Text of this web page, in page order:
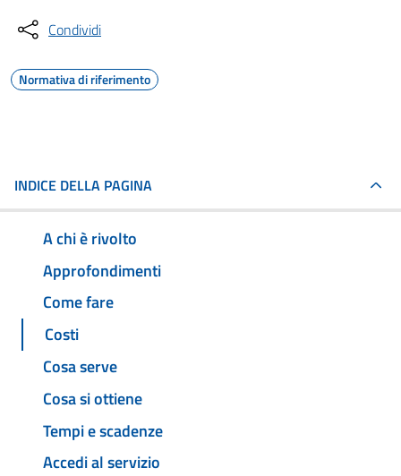
Condividi
Normativa di riferimento
INDICE DELLA PAGINA
A chi è rivolto
Approfondimenti
Come fare
Costi
Cosa serve
Cosa si ottiene
Tempi e scadenze
Accedi al servizio